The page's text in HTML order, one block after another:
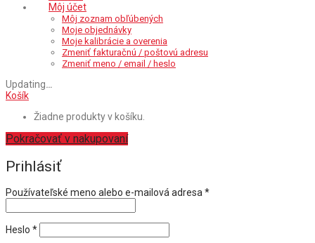
Môj účet
Môj zoznam obľúbených
Moje objednávky
Moje kalibrácie a overenia
Zmeniť fakturačnú / poštovú adresu
Zmeniť meno / email / heslo
Updating…
Košík
Žiadne produkty v košíku.
Pokračovať v nakupovaní
Prihlásiť
Používateľské meno alebo e-mailová adresa *Povinné
Heslo *Povinné